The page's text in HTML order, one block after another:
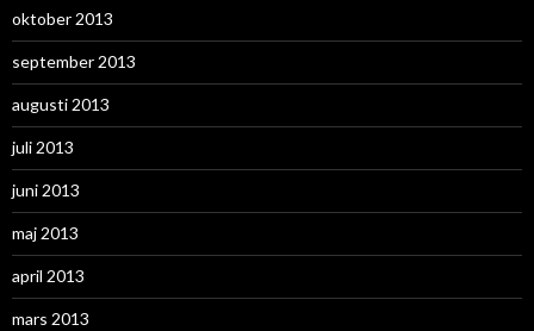
oktober 2013
september 2013
augusti 2013
juli 2013
juni 2013
maj 2013
april 2013
mars 2013